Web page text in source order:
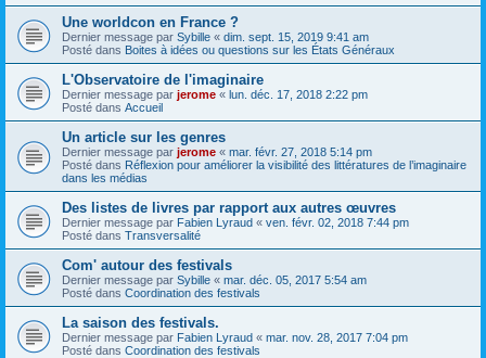
Une worldcon en France ?
Dernier message par Sybille « dim. sept. 15, 2019 9:41 am
Posté dans Boites à idées ou questions sur les États Généraux
L'Observatoire de l'imaginaire
Dernier message par jerome « lun. déc. 17, 2018 2:22 pm
Posté dans Accueil
Un article sur les genres
Dernier message par jerome « mar. févr. 27, 2018 5:14 pm
Posté dans Réflexion pour améliorer la visibilité des littératures de l’imaginaire
dans les médias
Des listes de livres par rapport aux autres œuvres
Dernier message par Fabien Lyraud « ven. févr. 02, 2018 7:44 pm
Posté dans Transversalité
Com' autour des festivals
Dernier message par Sybille « mar. déc. 05, 2017 5:54 am
Posté dans Coordination des festivals
La saison des festivals.
Dernier message par Fabien Lyraud « mar. nov. 28, 2017 7:04 pm
Posté dans Coordination des festivals